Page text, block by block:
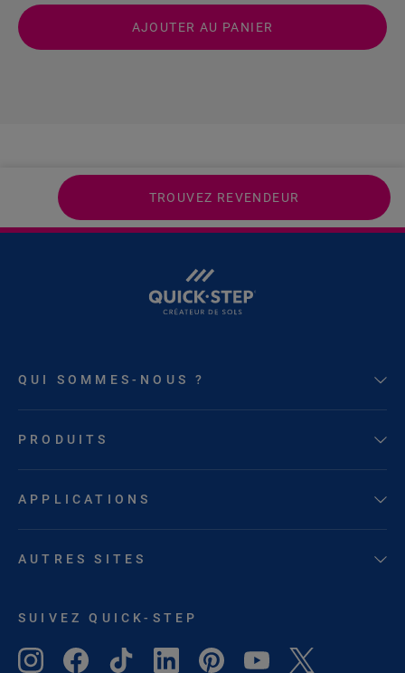
AJOUTER AU PANIER
TROUVEZ REVENDEUR
QUI SOMMES-NOUS ?
PRODUITS
APPLICATIONS
AUTRES SITES
SUIVEZ QUICK-STEP